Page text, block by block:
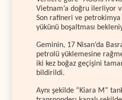
Vietnam’a doğru ilerliyor
Son rafineri ve
yükünü boşaltması
Geminin, 17 Nisan’da
petrolü yüklemesine
iki kez boğaz geçişini
bildirildi.
Aynı şekilde “Kiara M”